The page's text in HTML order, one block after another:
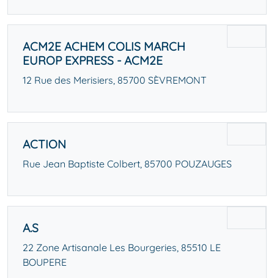
ACM2E ACHEM COLIS MARCH
EUROP EXPRESS - ACM2E
12 Rue des Merisiers, 85700 SÈVREMONT
ACTION
Rue Jean Baptiste Colbert, 85700 POUZAUGES
A.S
22 Zone Artisanale Les Bourgeries, 85510 LE
BOUPERE